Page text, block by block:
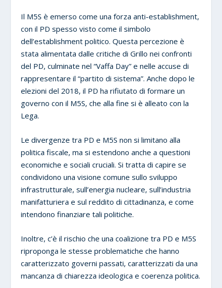
Il M5S è emerso come una forza anti-establishment,
con il PD spesso visto come il simbolo
dell’establishment politico. Questa percezione è
stata alimentata dalle critiche di Grillo nei confronti
del PD, culminate nel “Vaffa Day” e nelle accuse di
rappresentare il “partito di sistema”. Anche dopo le
elezioni del 2018, il PD ha rifiutato di formare un
governo con il M5S, che alla fine si è alleato con la
Lega.
Le divergenze tra PD e M5S non si limitano alla
politica fiscale, ma si estendono anche a questioni
economiche e sociali cruciali. Si tratta di capire se
condividono una visione comune sullo sviluppo
infrastrutturale, sull’energia nucleare, sull’industria
manifatturiera e sul reddito di cittadinanza, e come
intendono finanziare tali politiche.
Inoltre, c’è il rischio che una coalizione tra PD e M5S
riproponga le stesse problematiche che hanno
caratterizzato governi passati, caratterizzati da una
mancanza di chiarezza ideologica e coerenza politica.